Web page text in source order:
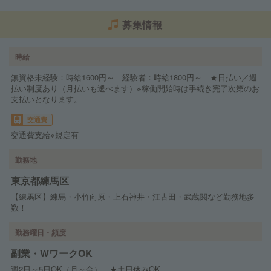
募集情報
時給
無資格未経験：時給1600円～ 経験者：時給1800円～ ★日払い／週
払い制度あり（月払いも選べます）※稼働開始時は手続き完了次第のお
支払いとなります。
交通費
交通費支給※規定有
勤務地
東京都練馬区
【練馬区】練馬・小竹向原・上石神井・江古田・武蔵関など勤務地多
数！
勤務曜日・頻度
副業・WワークOK